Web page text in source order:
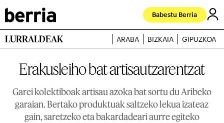
Babestu Berria
LURRALDEAK ARABA BIZKAIA GIPUZKOA
Erakusleiho bat artisautzarentzat
Garei kolektiboak artisau azoka bat sortu du Aribeko
garaian. Bertako produktuak saltzeko lekua izateaz
gain, saretzeko eta bakardadeari aurre egiteko